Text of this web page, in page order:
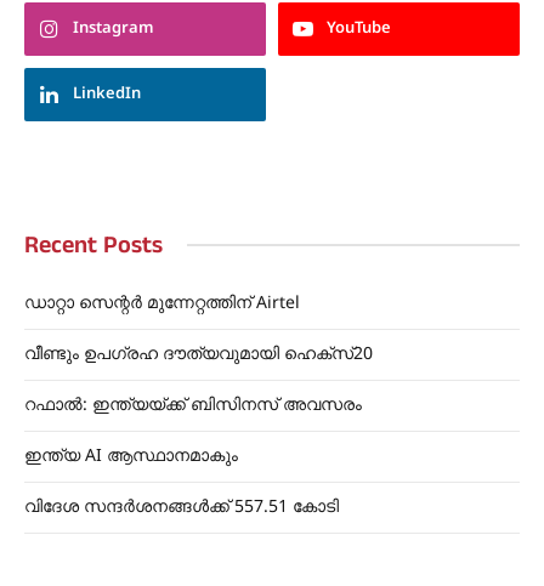
Instagram YouTube
LinkedIn
Recent Posts
ഡാറ്റാ സെന്റർ മുന്നേറ്റത്തിന് Airtel
വീണ്ടും ഉപഗ്രഹ ദൗത്യവുമായി ഹെക്സ്20
റഫാൽ: ഇന്ത്യയ്ക്ക് ബിസിനസ് അവസരം
ഇന്ത്യ AI ആസ്ഥാനമാകും
വിദേശ സന്ദർശനങ്ങൾക്ക് 557.51 കോടി